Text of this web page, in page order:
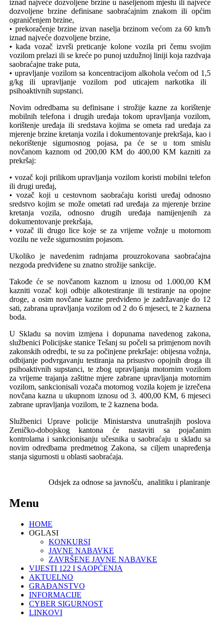
iznad najveće dozvoljene brzine u naseljenom mjestu ili najveće
dozvoljene brzine definisanesaobraćajnim znakom ili općim
ograničenjem brzine,
• prekoračenje brzine izvan naselja brzinom većom za 60 km/h
iznad najveće dozvoljene brzine,
• kada vozač izvrši preticanje kolone vozila pri čemu svojim
vozilom prelazi ili se kreće po punoj uzdužnoj liniji koja razdvaja
saobraćajne trake puta,
• upravljanje vozilom sa koncentracijom alkohola većomod 1,5
g/kg
ili upravljanje vozilom pod uticajem narkotika ili
psihoaktivnih supstanci.
Novim odredbama su definisane i strožije kazne za korištenje
mobilnih telefona i drugih uređaja tokom upravljanja vozilom,
korištenje uređaja ili sredstava kojima se ometa rad uređaja za
mjerenje brzine kretanja vozila i dokumentovanje prekršaja, kao i
nekorištenje sigurnosnog pojasa, pa će se u tom smislu
novčanom kaznom od 200,00 KM do 400,00 KM kazniti za
prekršaj:
• vozač koji prilikom upravljanja vozilom koristi mobilni telefon
ili drugi uređaj,
• vozač koji u cestovnom saobraćaju koristi uređaj odnosno
sredstvo kojim se može ometati rad uređaja za mjerenje brzine
kretanja vozila, odnosno drugih uređaja namijenjenih za
dokumentovanjeprekršaja,
• vozač ili drugo lice koje seza vrijeme vožnje u motornom
vozilu ne veže sigurnosnim pojasom.
Ukoliko je navedenim radnjama prouzrokovana saobraćajna
nezgoda predviđene su znatno strožije sankcije.
Takođe će se novčanom kaznom u iznosu od 1.000,00 KM
kazniti vozač koji odbije alkotestiranje ili testiranje na opojne
droge, a osim novčane kazne predviđeno je zadržavanje do 12
sati, zabrana upravljanja vozilom od 2 do 6 mjeseci, te 2 kaznena
boda.
U Skladu sa novim izmjena i dopunama navedenog zakona,
službenici Policijske stanice Tešanj su počeli sa primjenom novih
zakonskih odredbi, te su za počinjene prekršaje: obijesna vožnja,
odbijanje podvrgavanju testiranja na prisustvo opojnih droga ili
psihoaktivnih supstanci, te zbog upravljanja motornim vozilom
za vrijeme trajanja zaštitne mjere zabrane upravljanja motornim
vozilom, sankcionisali vozača motornog vozila kojem je izrečena
novčana kazna u ukupnom iznosu od 3. 400,00 KM, 6 mjeseci
zabrane upravljanja vozilom, te 2 kaznena boda.
Službenici Uprave policije Ministarstva unutrašnjih poslova
Zeničko-dobojskog kantona će nastaviti sa pojačanim
kontrolama i sankcionisanju učesnika u saobraćaju u skladu sa
novim odredbama predmetnog Zakona, sa ciljem unapređenja
stanja sigurnosti u oblasti saobraćaja.
Odsjek za odnose sa javnošću, analitiku i planiranje
Menu
HOME
OGLASI
KONKURSI
JAVNE NABAVKE
ZAVRŠENE JAVNE NABAVKE
VIJESTI 122 I SAOPĆENJA
AKTUELNO
GRAĐANSTVO
INFORMACIJE
CYBER SIGURNOST
LINKOVI